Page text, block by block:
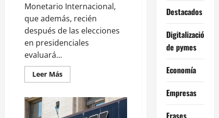
Monetario Internacional,
que además, recién
después de las elecciones
en presidenciales
evaluará...
Leer MásLeer
más
Hasta
la
nueva
Destacados
Digitalización
de pymes
Economía
Empresas
Frases